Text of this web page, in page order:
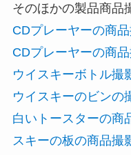
そのほかの製品商品
CDプレーヤーの商品
CDプレーヤーの商
ウイスキーボトル撮
ウイスキーのビンの
白いトースターの商
スキーの板の商品